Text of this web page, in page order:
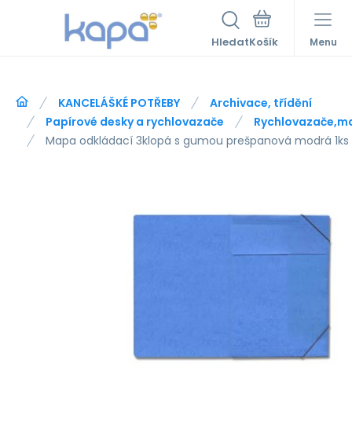
Hledat Menu
KANCELÁŠKÉ POTŘEBY
Archivace, třídění
Papírové desky a rychlovazače
Mapa odkládací 3klopá s gumou prešpanová modrá